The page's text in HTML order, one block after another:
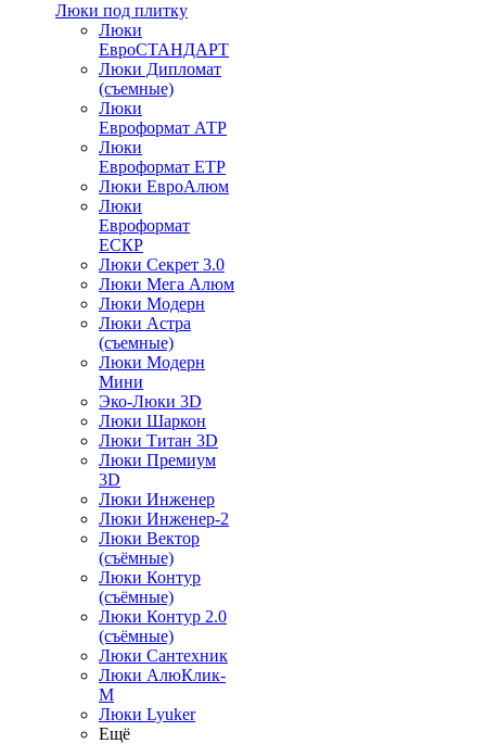
Люки под плитку
Люки
ЕвроСТАНДАРТ
Люки Дипломат
(съемные)
Люки
Евроформат АТР
Люки
Евроформат ЕТР
Люки ЕвроАлюм
Люки
Евроформат
ЕСКР
Люки Секрет 3.0
Люки Мега Алюм
Люки Модерн
Люки Астра
(съемные)
Люки Модерн
Мини
Эко-Люки 3D
Люки Шаркон
Люки Титан 3D
Люки Премиум
3D
Люки Инженер
Люки Инженер-2
Люки Вектор
(съёмные)
Люки Контур
(съёмные)
Люки Контур 2.0
(съёмные)
Люки Сантехник
Люки АлюКлик-
М
Люки Lyuker
Ещё